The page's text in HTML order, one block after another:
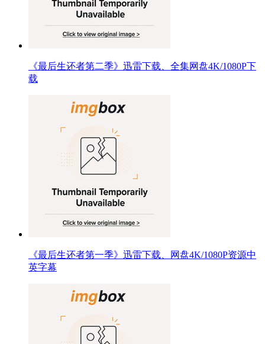
《最后生还者第二季》迅雷下载、全集网盘4K/1080P下
载
《最后生还者第一季》迅雷下载、网盘4K/1080P资源中
英字幕